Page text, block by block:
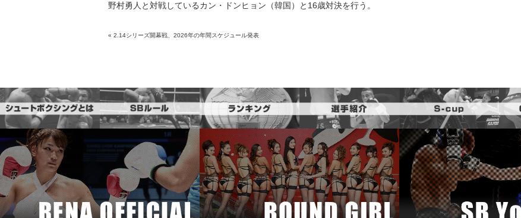
野村勇人と対戦しているカン・ドンヒョン（韓国）と16歳対決を行う。
« 2.14シリーズ開幕戦、2026年の年間スケジュール発表